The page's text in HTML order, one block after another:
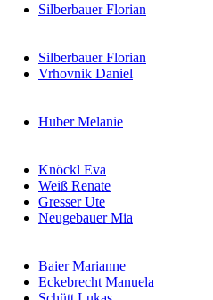
Silberbauer Florian
Silberbauer Florian
Vrhovnik Daniel
Huber Melanie
Knöckl Eva
Weiß Renate
Gresser Ute
Neugebauer Mia
Baier Marianne
Eckebrecht Manuela